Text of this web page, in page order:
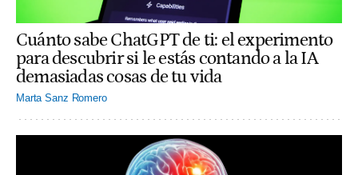
Cuánto sabe ChatGPT de ti: el experimento
para descubrir si le estás contando a la IA
demasiadas cosas de tu vida
Marta Sanz Romero